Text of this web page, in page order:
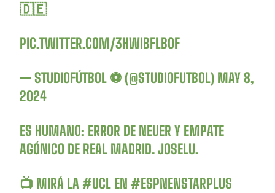
🇩🇪
PIC.TWITTER.COM/3HWIBFLBOF
— STUDIOFÚTBOL ⚽ (@STUDIOFUTBOL) MAY 8,
2024
ES HUMANO: ERROR DE NEUER Y EMPATE
AGÓNICO DE REAL MADRID. JOSELU.
📺 MIRÁ LA#UCL EN#ESPNENSTARPLUS